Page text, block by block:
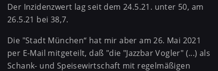
Der Inzidenzwert lag seit dem 24.5.21. unter 50, am
26.5.21 bei 38,7.
Die "Stadt München“ hat mir aber am 26. Mai 2021
per E-Mail mitgeteilt, daß "die "Jazzbar Vogler" (...) als
Schank- und Speisewirtschaft mit regelmäßigen